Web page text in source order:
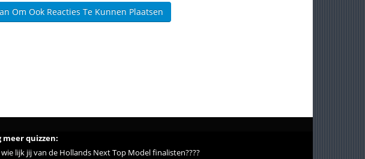
Om Ook Reacties Te Kunnen Plaatsen
meer quizzen:
lijk jij van de Hollands Next Top Model finalisten????